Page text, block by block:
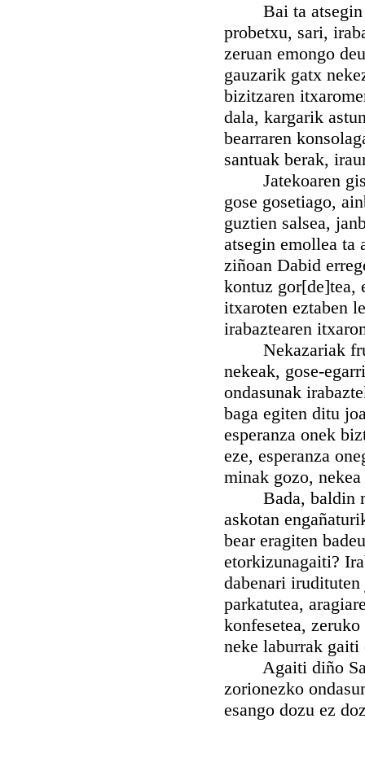
Bai ta atsegin
probetxu, sari,
zeruan emongo
gauzarik gatx
bizitzaren
dala, kargarik
bearraren
santuak berak,
Jatekoaren
gose gosetiago,
guztien salsea,
atsegin emollea ta
ziñoan Dabid
kontuz gor[de]tea,
itxaroten eztaben
irabaztearen
Nekazariak
nekeak, gose-
ondasunak
baga egiten ditu
esperanza onek
eze, esperanza
minak gozo,
Bada, baldin
askotan
bear eragiten
etorkizunagaiti?
dabenari
parkatutea,
konfesetea,
neke laburrak gaiti
Agaiti diño San
zorionezko
esango dozu ez